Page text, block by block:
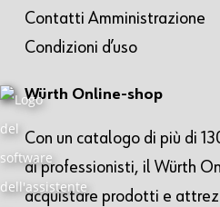
Contatti Amministrazione
Condizioni d’uso
Würth Online-shop
Con un catalogo di più di
ai professionisti, il Würth
acquistare prodotti e